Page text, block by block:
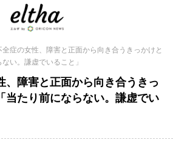
全症の女性、障害と正面から向き合うきっかけと
い。謙虚でいること」
、障害と正面から向き合うきっ
当たり前にならない。謙虚でい